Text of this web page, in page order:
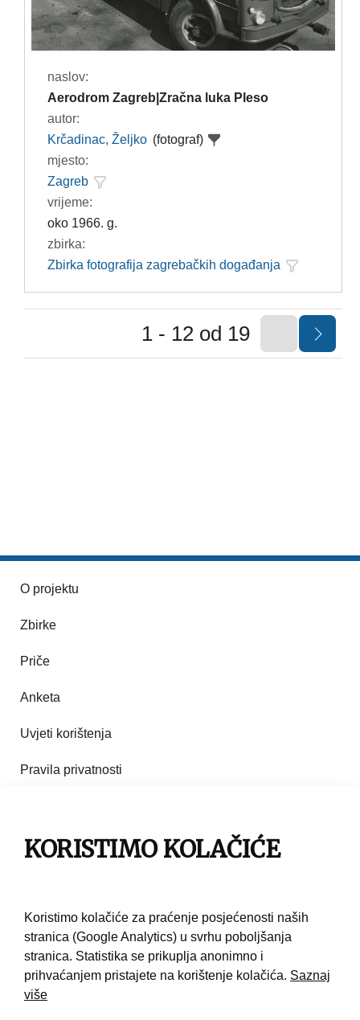
naslov:
Aerodrom Zagreb|Zračna luka Pleso
autor:
Krčadinac, Željko (fotograf)
mjesto:
Zagreb
vrijeme:
oko 1966. g.
zbirka:
Zbirka fotografija zagrebačkih događanja
1 - 12 od 19
O projektu
Zbirke
Priče
Anketa
Uvjeti korištenja
Pravila privatnosti
Pravila korištenja
KORISTIMO KOLAČIĆE
Koristimo kolačiće za praćenje posjećenosti naših
stranica (Google Analytics) u svrhu poboljšanja
stranica. Statistika se prikuplja anonimno i
prihvaćanjem pristajete na korištenje kolačića. Saznaj
više